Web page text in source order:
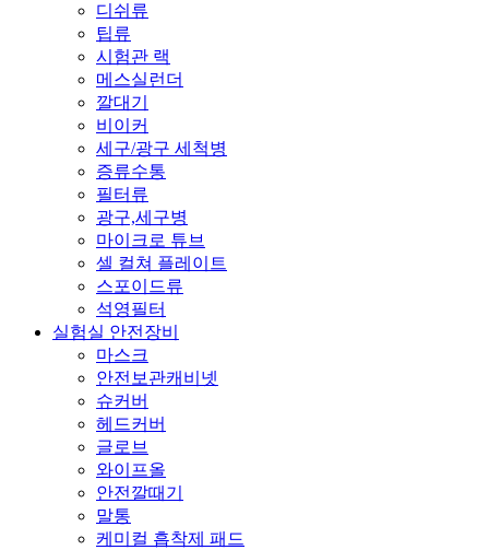
디쉬류
팁류
시험관 랙
메스실런더
깔대기
비이커
세구/광구 세척병
증류수통
필터류
광구,세구병
마이크로 튜브
셀 컬쳐 플레이트
스포이드류
석영필터
실험실 안전장비
마스크
안전보관캐비넷
슈커버
헤드커버
글로브
와이프올
안전깔때기
말통
케미컬 흡착제 패드